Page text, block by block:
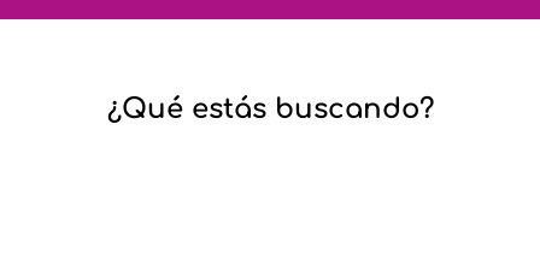
¿Qué estás buscando?